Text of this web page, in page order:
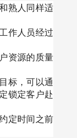
熟人同样适
作人员经过
资源的质量
标，可以通
锁定客户赴
定时间之前